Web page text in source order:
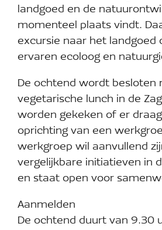
landgoed en de
momenteel plaats vindt.
excursie naar het landgoed
ervaren ecoloog en
De ochtend wordt besloten
vegetarische lunch in de
worden gekeken of er
oprichting van een
werkgroep wil aanvullend
vergelijkbare initiatieven in
en staat open voor
Aanmelden
De ochtend duurt van 9.30